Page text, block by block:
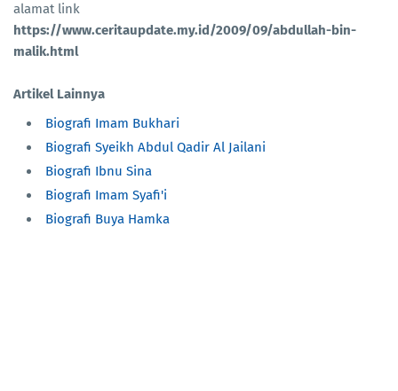
alamat link
https://www.ceritaupdate.my.id/2009/09/abdullah-bin-
malik.html
Artikel Lainnya
Biografi Imam Bukhari
Biografi Syeikh Abdul Qadir Al Jailani
Biografi Ibnu Sina
Biografi Imam Syafi'i
Biografi Buya Hamka